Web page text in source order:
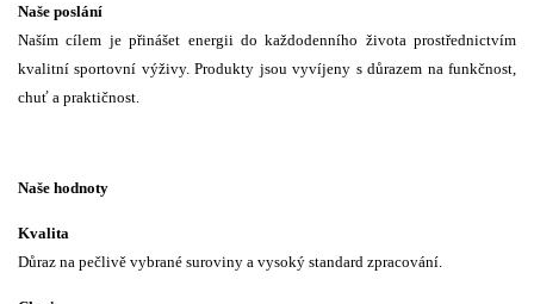
Naše poslání
Naším cílem je přinášet energii do každodenního života prostřednictvím
kvalitní sportovní výživy. Produkty jsou vyvíjeny s důrazem na funkčnost,
chuť a praktičnost.
Naše hodnoty
Kvalita
Důraz na pečlivě vybrané suroviny a vysoký standard zpracování.